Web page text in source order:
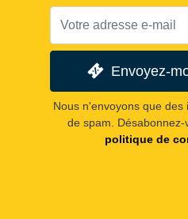
Envoyez-
Nous n'envoyons que
de spam. Désabonnez-
politique de